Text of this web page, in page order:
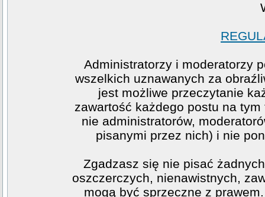
Administratorzy i moderatorzy
wszelkich uznawanych za
jest możliwe przeczytanie
zawartość każdego postu na
nie administratorów,
pisanymi przez nich) i nie
Zgadzasz się nie pisać
oszczerczych, nienawistnych,
mogą być sprzeczne z